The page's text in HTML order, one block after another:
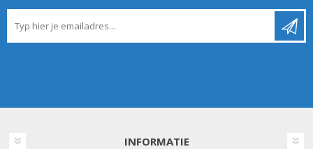
INFORMATIE